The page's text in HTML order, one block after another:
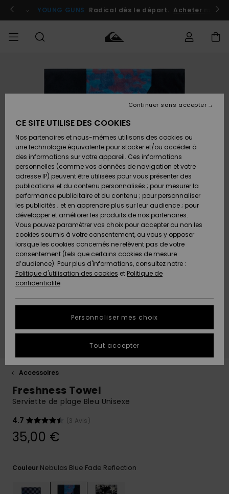
l'information
le
Se connecter / s'inscrire
YOUNG GUNS Radical dès le départ. Acheter
Vêtements
Chaussures
& Tongs
Surf
Snow
Nouveautés
A
Découvrir
Vêtements
Chaussures
& Tongs
Surf
Snow
Nouveautés
A
Découvrir
FEMME
Shop
A
Découvrir
Snow
SURF
Surf
Shop
Homme
Surf
Shop
Enfant
Highlights
Communauté
SNOW
Snow
Shop
Homme
Snow
Shop
Enfant
Snow
Shop
Femme
A
Découvrir
Communauté
OUTLET
Outlet
Homme
Enfant
Outlet
Femme
AIDE &
CONTACT
Accéder à
commande
Retours
Paiement
Carte
Cadeau
Quiksilver
Freedom
Protection
des
tailles
obtenir la
réponse la
plus rapide
à votre
question.
Trouvez
des
réponses
MAGASINS
QUIKSILVER
Accessoires
Freshness Towel
Serviette de plage Bleu Unisexe
4.7
(3 Avis)
35,00 €
Couleur Nebulas Blue Fade Reflection
CE SITE UTILISE DES COOKIES
Nos partenaires et nous-mêmes utilisons des cookies ou
une technologie équivalente pour stocker et/ou accéder à
des informations sur votre appareil. Ces informations
personnelles (comme vos données de navigation et votre
adresse IP) peuvent être utilisées pour vous présenter des
publications et du contenu personnalisés ; pour mesurer la
performance publicitaire et du contenu ; pour personnaliser
les publicités ; et en apprendre plus sur leur audience ; pour
développer et améliorer les produits de nos partenaires.
Vous pouvez paramétrer vos choix pour accepter ou non les
cookies soumis à votre consentement, ou vous y opposer
lorsque les cookies concernés ne relèvent pas de votre
consentement (tels que certains cookies de mesure
d’audience). Pour plus d'informations, consultez notre :
Politique d'utilisation des cookies et Politique de
confidentialité
Personnaliser mes choix
Continuer sans accepter
Tout accepter